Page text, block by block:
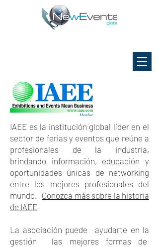
IAEE es la institución global líder en el
sector de ferias y eventos que reúne a
profesionales de la industria,
brindando información, educación y
oportunidades únicas de networking
entre los mejores profesionales del
mundo. Conozca más sobre la historia
de IAEE
La asociación puede
ayudarte en la
gestión
las mejores formas de